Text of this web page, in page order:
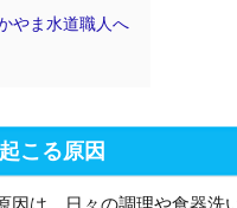
やま水道職人へ
こる原因
因は、日々の調理や食器洗